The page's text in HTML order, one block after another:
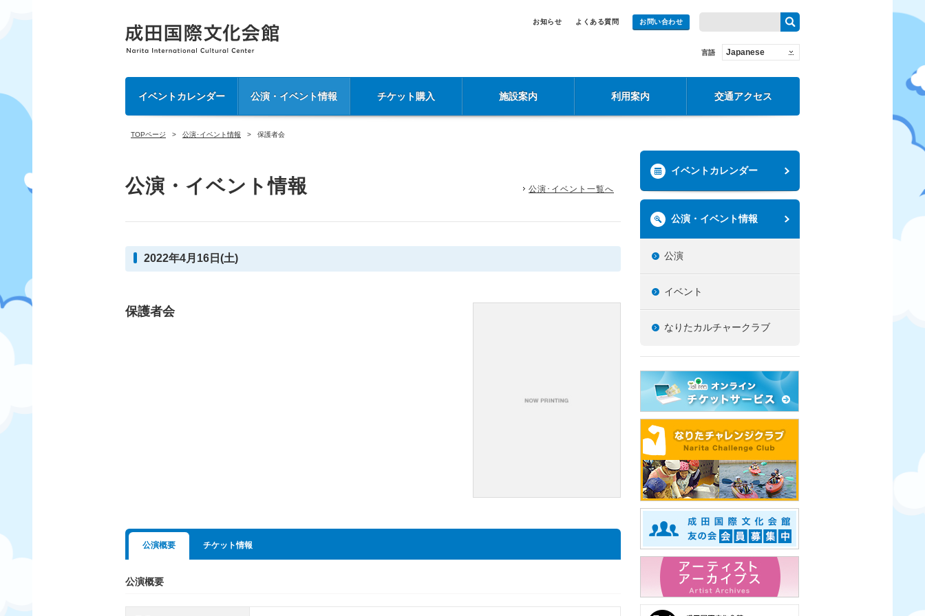
お知らせ よくある質問 お問い合わせ
言語 Japanese
イベントカレンダー 公演・イベント情報 チケット購入 施設案内 利用案内 交通アクセス
TOPページ 公演･イベント情報 保護者会
公演・イベント情報 公演･イベント一覧へ
2022年4月16日(土)
保護者会
公演概要 チケット情報
公演概要
イベントカレンダー
公演・イベント情報
公演
イベント
なりたカルチャークラブ